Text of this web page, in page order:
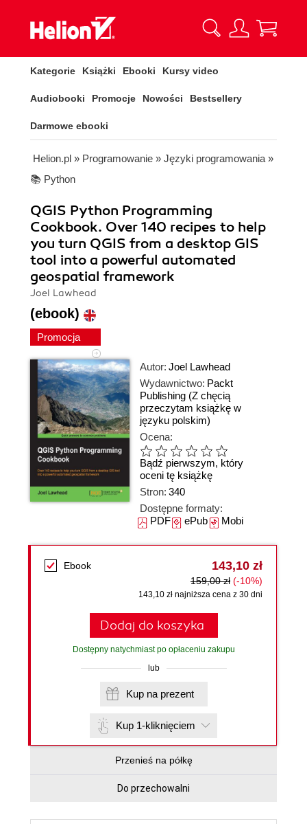
Kategorie Książki Ebooki Kursy video
Audiobooki Promocje Nowości Bestsellery
Darmowe ebooki
Helion.pl » Programowanie » Języki programowania »
📚 Python
QGIS Python Programming
Cookbook. Over 140 recipes to help
you turn QGIS from a desktop GIS
tool into a powerful automated
geospatial framework
Joel Lawhead
(ebook)
Promocja
Autor: Joel Lawhead
Wydawnictwo: Packt
Publishing (Z chęcią
przeczytam książkę w
języku polskim)
Ocena:
Bądź pierwszym, który
oceni tę książkę
Stron: 340
Dostępne formaty:
PDFePubMobi
Ebook 143,10 zł
159,00 zł (-10%)
143,10 zł najniższa cena z 30 dni
Dodaj do koszyka
Dostępny natychmiast po opłaceniu zakupu
lub
Kup na prezent
Kup 1-kliknięciem
Przenieś na półkę
Do przechowalni